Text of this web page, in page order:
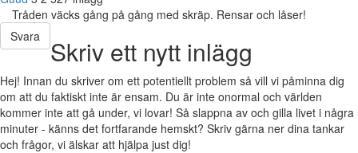
Tråden väcks gång på gång med skräp. Rensar och låser!
Svara
Skriv ett nytt inlägg
Hej! Innan du skriver om ett potentiellt problem så vill vi påminna dig
om att du faktiskt inte är ensam. Du är inte onormal och världen
kommer inte att gå under, vi lovar! Så slappna av och gilla livet i några
minuter - känns det fortfarande hemskt? Skriv gärna ner dina tankar
och frågor, vi älskar att hjälpa just dig!